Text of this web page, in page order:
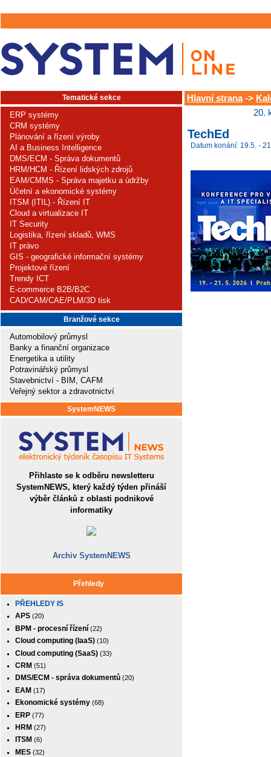
Tematické sekce
ERP systémy
CRM systémy
Plánování a řízení výroby
AI a Business Intelligence
DMS/ECM - Správa dokumentů
HRM/HCM - Řízení lidských zdrojů
EAM/CMMS - Správa majetku a údržby
Účetní a ekonomické systémy
ITSM (ITIL) - Řízení IT
Cloud a virtualizace IT
IT Security
Logistika, řízení skladů, WMS
IT právo
GIS - geografické informační systémy
Projektové řízení
Trendy ICT
E-commerce B2B/B2C
CAD/CAM/CAE/PLM/3D tisk
Branžové sekce
Automobilový průmysl
Banky a finanční organizace
Energetika a utility
Potravinářský průmysl
Stavebnictví - BIM, CAFM
Veřejný sektor a zdravotnictví
SystemNEWS
Přihlaste se k odběru newsletteru
SystemNEWS, který každý týden přináší
výběr článků z oblasti podnikové
informatiky
Archiv SystemNEWS
Přehledy
PŘEHLEDY IS
APS (20)
BPM - procesní řízení (22)
Cloud computing (IaaS) (10)
Cloud computing (SaaS) (33)
CRM (51)
DMS/ECM - správa dokumentů (20)
EAM (17)
Ekonomické systémy (68)
ERP (77)
HRM (27)
ITSM (6)
MES (32)
Hlavní strana->
20.
TechEd
Datum konání: 19.5. -